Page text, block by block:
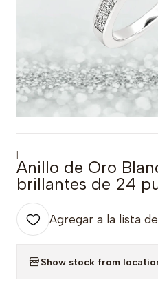
|
Anillo de Oro
brillantes de 24
Agregar a la lista
Show stock from